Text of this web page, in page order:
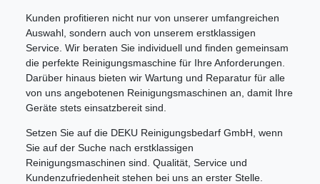
Kunden profitieren nicht nur von unserer umfangreichen
Auswahl, sondern auch von unserem erstklassigen
Service. Wir beraten Sie individuell und finden gemeinsam
die perfekte Reinigungsmaschine für Ihre Anforderungen.
Darüber hinaus bieten wir Wartung und Reparatur für alle
von uns angebotenen Reinigungsmaschinen an, damit Ihre
Geräte stets einsatzbereit sind.
Setzen Sie auf die DEKU Reinigungsbedarf GmbH, wenn
Sie auf der Suche nach erstklassigen
Reinigungsmaschinen sind. Qualität, Service und
Kundenzufriedenheit stehen bei uns an erster Stelle.